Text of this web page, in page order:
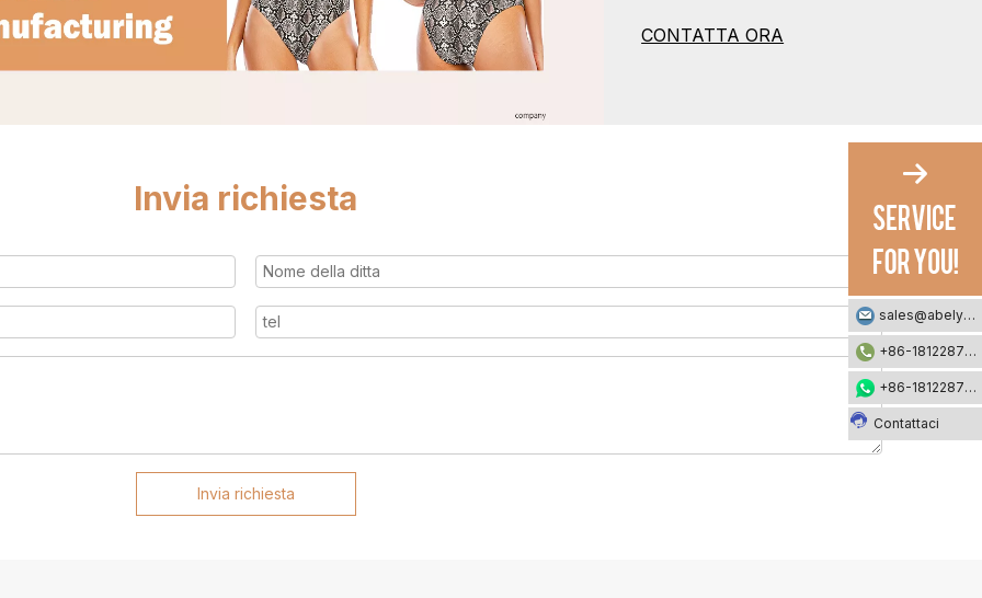
CONTATTA ORA
Invia richiesta
Invia richiesta
sales@abelyfashion.com
+86-18122871002
+86-18122871002
Contattaci